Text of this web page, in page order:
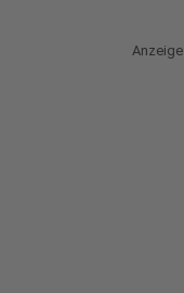
Anzeige